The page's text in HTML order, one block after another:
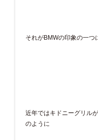
それがBMWの印象の一つ
近年ではキドニーグリル
のように